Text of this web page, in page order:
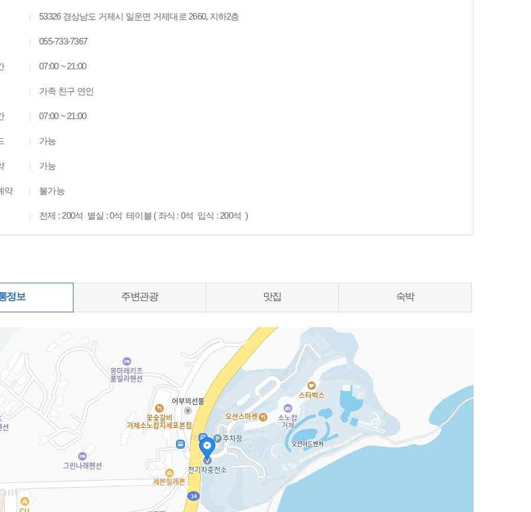
53326 경상남도 거제시 일운면 거제대로 2660, 지하2층
055-733-7367
07:00 ~ 21:00
가족 친구 연인
07:00 ~ 21:00
가능
가능
약 불가능
전제 : 200석 별실 : 0석 테이블 ( 좌식 : 0석 입식 : 200석 )
정보 주변관광 맛집 숙박